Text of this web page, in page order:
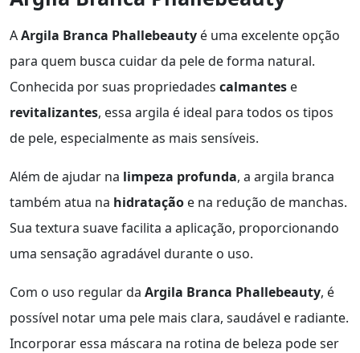
AArgila Branca Phallebeauty é uma excelente opção
para quem busca cuidar da pele de forma natural.
Conhecida por suas propriedades calmantes e
revitalizantes, essa argila é ideal para todos os tipos
de pele, especialmente as mais sensíveis.
Além de ajudar na limpeza profunda, a argila branca
também atua na hidratação e na redução de manchas.
Sua textura suave facilita a aplicação, proporcionando
uma sensação agradável durante o uso.
Com o uso regular da Argila Branca Phallebeauty, é
possível notar uma pele mais clara, saudável e radiante.
Incorporar essa máscara na rotina de beleza pode ser